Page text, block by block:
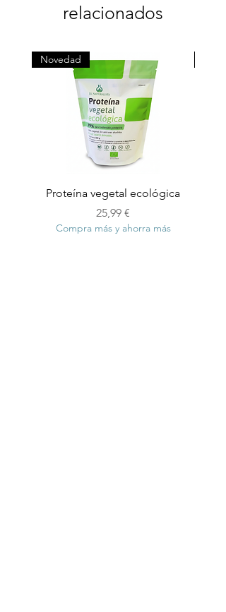
relacionados
Novedad
Proteína vegetal ecológica
Precio
25,99 €
Compra más y ahorra más